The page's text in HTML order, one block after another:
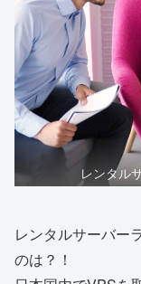
レンタル
レンタルサーバー
のは？！